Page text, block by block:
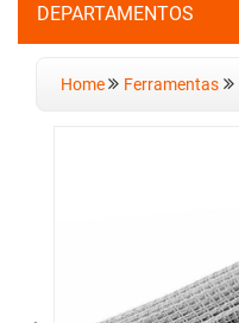
DEPARTAMENTOS
Home Ferramentas